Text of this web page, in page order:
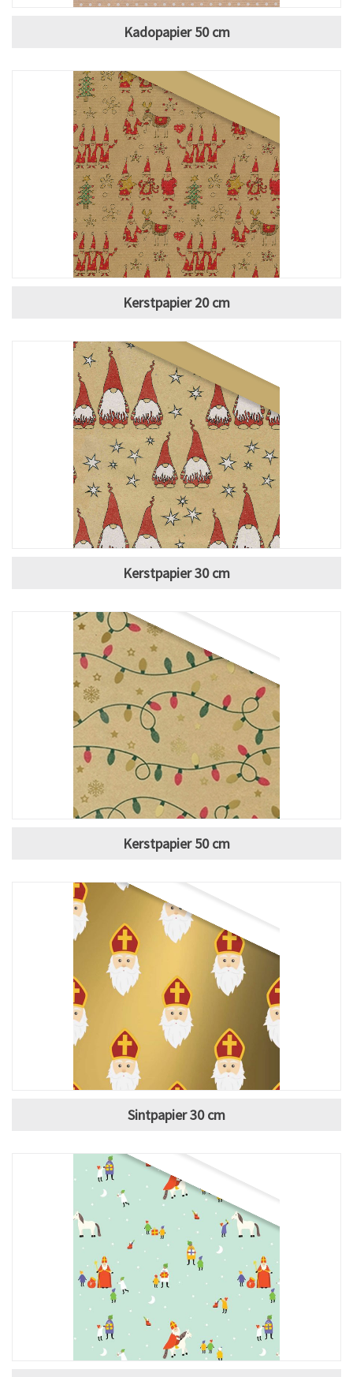
Kadopapier 50 cm
Kerstpapier 20 cm
Kerstpapier 30 cm
Kerstpapier 50 cm
Sintpapier 30 cm